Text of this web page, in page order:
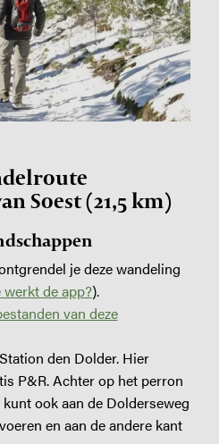
Soest (21,5 km)
je deze wandeling
werkt de app?).
van deze
den Dolder. Hier
P&R. Achter op het perron
ook aan de Dolderseweg
en aan de andere kant